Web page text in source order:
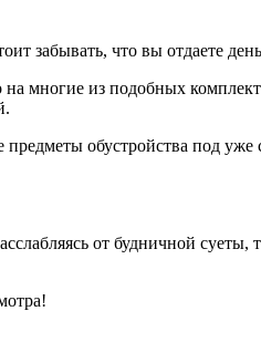
забывать, что вы отдаете
многие из подобных
обустройства под
от будничной